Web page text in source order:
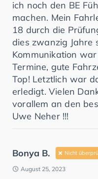
ich noch den BE
machen. Mein
18 durch die
dies zwanzig Jahre
Kommunikation
Termine, gute
Top! Letztlich war
erledigt. Vielen
vorallem an den
Uwe Neher !!!
Bonya B. Nicht
August 25, 2023